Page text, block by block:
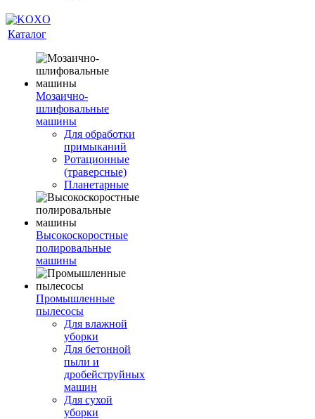
Каталог
Мозаично-
шлифовальные
машины
Для обработки
примыканий
Ротационные
(траверсные)
Планетарные
Высокоскоростные
полировальные
машины
Промышленные
пылесосы
Для влажной
уборки
Для бетонной
пыли и
дробейструйных
машин
Для сухой
уборки